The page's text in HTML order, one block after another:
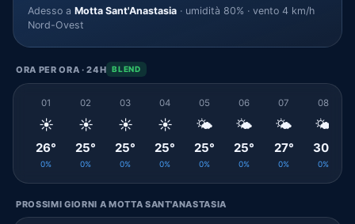
Adesso a Motta Sant'Anastasia · umidità 80% · vento 4 km/h
Nord-Ovest
ORA PER ORA · 24H BLEND
01
☀️
26°
0%
02
☀️
25°
0%
03
☀️
25°
0%
04
☀️
25°
0%
05
🌤️
25°
0%
06
🌤️
25°
0%
07
🌤️
27°
0%
08
🌤️
30°
0%
PROSSIMI GIORNI A MOTTA SANT'ANASTASIA